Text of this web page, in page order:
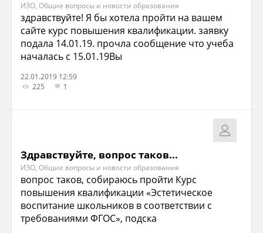
ИЗО, Общие вопросы и новости образования
здравствуйте! Я бы хотела пройти на вашем
сайте курс повышения квалификации. заявку
подала 14.01.19. прочла сообщение что учеба
началась с 15.01.19Вы
22.01.2019 12:59
225
1
Здравствуйте, вопрос таков...
ИЗО, Общие вопросы и новости образования
вопрос таков, собираюсь пройти Курс
повышения квалификации «Эстетическое
воспитание школьников в соответствии с
требованиями ФГОС», подска